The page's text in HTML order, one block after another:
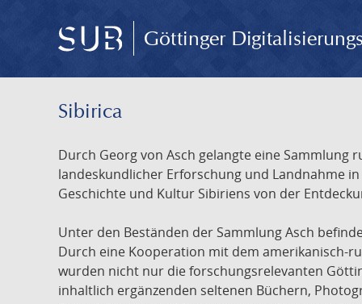
Göttinger
Sibirica
Durch Georg von Asch gelangte eine Sammlung
landeskundlicher Erforschung und Landnahme
Geschichte und Kultur Sibiriens von der
Unter den Beständen der Sammlung Asch
Durch eine Kooperation mit dem amerikanisch-
wurden nicht nur die forschungsrelevanten
inhaltlich ergänzenden seltenen Büchern,